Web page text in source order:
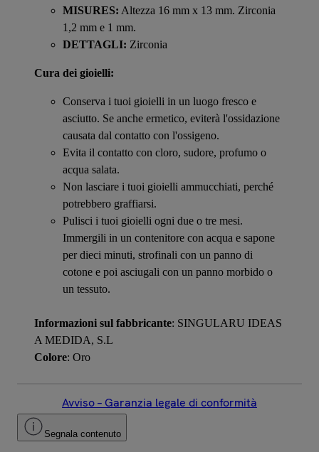
MISURES: Altezza 16 mm x 13 mm. Zirconia
1,2 mm e 1 mm.
DETTAGLI: Zirconia
Cura dei gioielli:
Conserva i tuoi gioielli in un luogo fresco e
asciutto. Se anche ermetico, eviterà l'ossidazione
causata dal contatto con l'ossigeno.
Evita il contatto con cloro, sudore, profumo o
acqua salata.
Non lasciare i tuoi gioielli ammucchiati, perché
potrebbero graffiarsi.
Pulisci i tuoi gioielli ogni due o tre mesi.
Immergili in un contenitore con acqua e sapone
per dieci minuti, strofinali con un panno di
cotone e poi asciugali con un panno morbido o
un tessuto.
Informazioni sul fabbricante: SINGULARU IDEAS
A MEDIDA, S.L
Colore: Oro
Avviso – Garanzia legale di conformità
Segnala contenuto